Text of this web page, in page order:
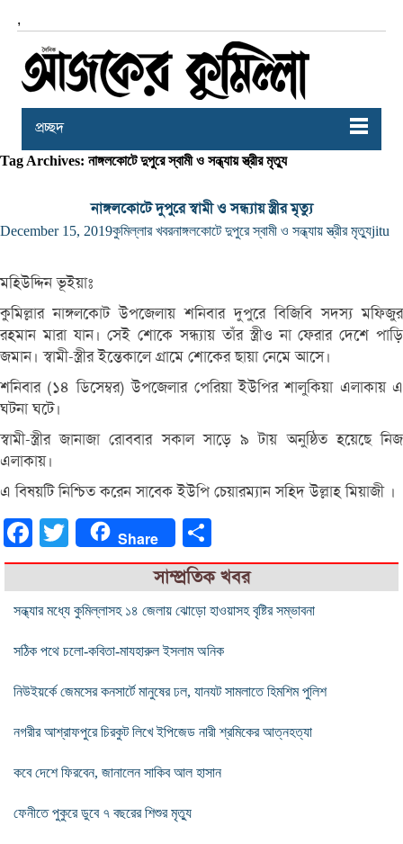
,
প্রচ্ছদ
Tag Archives: নাঙ্গলকোটে দুপুরে স্বামী ও সন্ধ্যায় স্ত্রীর মৃত্যু
নাঙ্গলকোটে দুপুরে স্বামী ও সন্ধ্যায় স্ত্রীর মৃত্যু
December 15, 2019কুমিল্লার খবরনাঙ্গলকোটে দুপুরে স্বামী ও সন্ধ্যায় স্ত্রীর মৃত্যুjitu
মহিউদ্দিন ভূইয়াঃ
কুমিল্লার নাঙ্গলকোট উপজেলায় শনিবার দুপুরে বিজিবি সদস্য মফিজুর
রহমান মারা যান। সেই শোকে সন্ধ্যায় তাঁর স্ত্রীও না ফেরার দেশে পাড়ি
জমান। স্বামী-স্ত্রীর ইন্তেকালে গ্রামে শোকের ছায়া নেমে আসে।
শনিবার (১৪ ডিসেম্বর) উপজেলার পেরিয়া ইউপির শালুকিয়া এলাকায় এ
ঘটনা ঘটে।
স্বামী-স্ত্রীর জানাজা রোববার সকাল সাড়ে ৯ টায় অনুষ্ঠিত হয়েছে নিজ
এলাকায়।
এ বিষয়টি নিশ্চিত করেন সাবেক ইউপি চেয়ারম্যান সহিদ উল্লাহ মিয়াজী ।
FacebookTwitter Share
সাম্প্রতিক খবর
সন্ধ্যার মধ্যে কুমিল্লাসহ ১৪ জেলায় ঝোড়ো হাওয়াসহ বৃষ্টির সম্ভাবনা
সঠিক পথে চলো-কবিতা-মাযহারুল ইসলাম অনিক
নিউইয়র্কে জেমসের কনসার্টে মানুষের ঢল, যানযট সামলাতে হিমশিম পুলিশ
নগরীর আশ্রাফপুরে চিরকুট লিখে ইপিজেড নারী শ্রমিকের আত্নহত্যা
কবে দেশে ফিরবেন, জানালেন সাকিব আল হাসান
ফেনীতে পুকুরে ডুবে ৭ বছরের শিশুর মৃত্যু